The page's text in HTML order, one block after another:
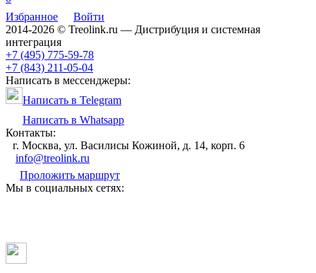
Избранное
Войти
2014-2026 © Treolink.ru — Дистрибуция и системная
интеграция
+7 (495) 775-59-78
+7 (843) 211-05-04
Написать в мессенджеры:
Написать в Telegram
Написать в Whatsapp
Контакты:
г. Москва, ул. Василисы Кожиной, д. 14, корп. 6
info@treolink.ru
Проложить маршрут
Мы в социальных сетях: